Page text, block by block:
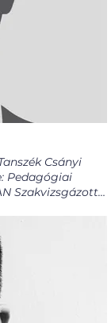
Csányi
Pedagógiai
Szakvizsgázott,
perinatális
Saját fejlesztésű
és az Érted (?)
nyelvi terápia. Az
győri
PIC
az elmélet és